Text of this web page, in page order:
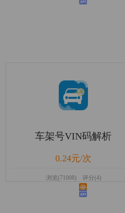
车架号VIN码解析
0.24元/次
浏览(71008) 评分(4)